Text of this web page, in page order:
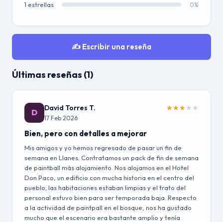
1 estrellas 0%
✍️ Escribir una reseña
Últimas reseñas (1)
D David Torres T.
17 Feb 2026
★★★★ ★
Bien, pero con detalles a mejorar
Mis amigos y yo hemos regresado de pasar un fin de
semana en Llanes. Contratamos un pack de fin de semana
de paintball más alojamiento. Nos alojamos en el Hotel
Don Paco, un edificio con mucha historia en el centro del
pueblo; las habitaciones estaban limpias y el trato del
personal estuvo bien para ser temporada baja. Respecto
a la actividad de paintpall en el bosque, nos ha gustado
mucho que el escenario era bastante amplio y tenía